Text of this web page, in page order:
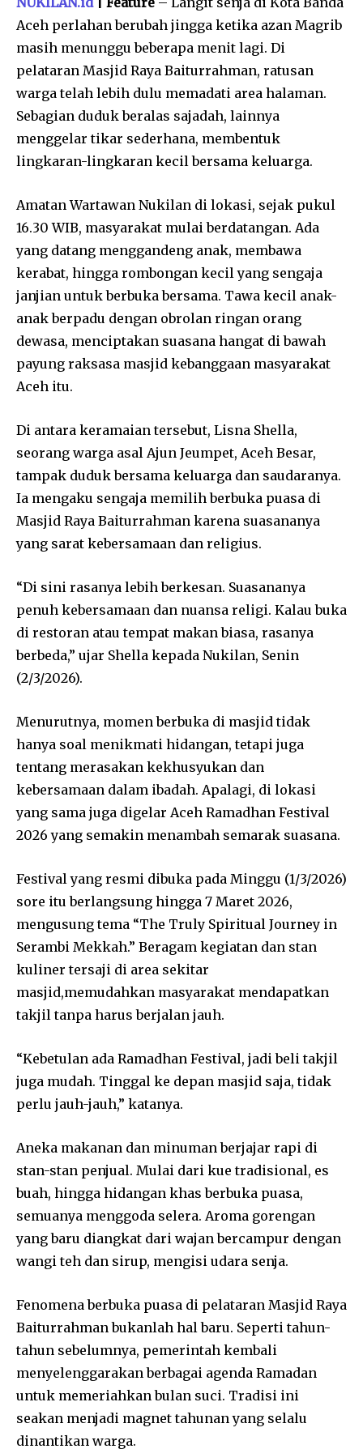
Aceh perlahan berubah jingga ketika azan Magrib
masih menunggu beberapa menit lagi. Di
pelataran Masjid Raya Baiturrahman, ratusan
warga telah lebih dulu memadati area halaman.
Sebagian duduk beralas sajadah, lainnya
menggelar tikar sederhana, membentuk
lingkaran-lingkaran kecil bersama keluarga.
Amatan Wartawan Nukilan di lokasi, sejak pukul
16.30 WIB, masyarakat mulai berdatangan. Ada
yang datang menggandeng anak, membawa
kerabat, hingga rombongan kecil yang sengaja
janjian untuk berbuka bersama. Tawa kecil anak-
anak berpadu dengan obrolan ringan orang
dewasa, menciptakan suasana hangat di bawah
payung raksasa masjid kebanggaan masyarakat
Aceh itu.
Di antara keramaian tersebut, Lisna Shella,
seorang warga asal Ajun Jeumpet, Aceh Besar,
tampak duduk bersama keluarga dan saudaranya.
Ia mengaku sengaja memilih berbuka puasa di
Masjid Raya Baiturrahman karena suasananya
yang sarat kebersamaan dan religius.
“Di sini rasanya lebih berkesan. Suasananya
penuh kebersamaan dan nuansa religi. Kalau buka
di restoran atau tempat makan biasa, rasanya
berbeda,” ujar Shella kepada Nukilan, Senin
(2/3/2026).
Menurutnya, momen berbuka di masjid tidak
hanya soal menikmati hidangan, tetapi juga
tentang merasakan kekhusyukan dan
kebersamaan dalam ibadah. Apalagi, di lokasi
yang sama juga digelar Aceh Ramadhan Festival
2026 yang semakin menambah semarak suasana.
Festival yang resmi dibuka pada Minggu (1/3/2026)
sore itu berlangsung hingga 7 Maret 2026,
mengusung tema “The Truly Spiritual Journey in
Serambi Mekkah.” Beragam kegiatan dan stan
kuliner tersaji di area sekitar
masjid,memudahkan masyarakat mendapatkan
takjil tanpa harus berjalan jauh.
“Kebetulan ada Ramadhan Festival, jadi beli takjil
juga mudah. Tinggal ke depan masjid saja, tidak
perlu jauh-jauh,” katanya.
Aneka makanan dan minuman berjajar rapi di
stan-stan penjual. Mulai dari kue tradisional, es
buah, hingga hidangan khas berbuka puasa,
semuanya menggoda selera. Aroma gorengan
yang baru diangkat dari wajan bercampur dengan
wangi teh dan sirup, mengisi udara senja.
Fenomena berbuka puasa di pelataran Masjid Raya
Baiturrahman bukanlah hal baru. Seperti tahun-
tahun sebelumnya, pemerintah kembali
menyelenggarakan berbagai agenda Ramadan
untuk memeriahkan bulan suci. Tradisi ini
seakan menjadi magnet tahunan yang selalu
dinantikan warga.